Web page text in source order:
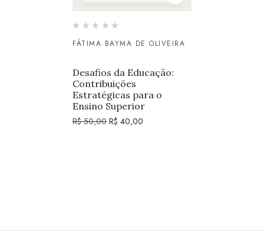
FÁTIMA BAYMA DE OLIVEIRA
Desafios da Educação:
Contribuições
Estratégicas para o
Ensino Superior
R$50,00 R$ 40,00